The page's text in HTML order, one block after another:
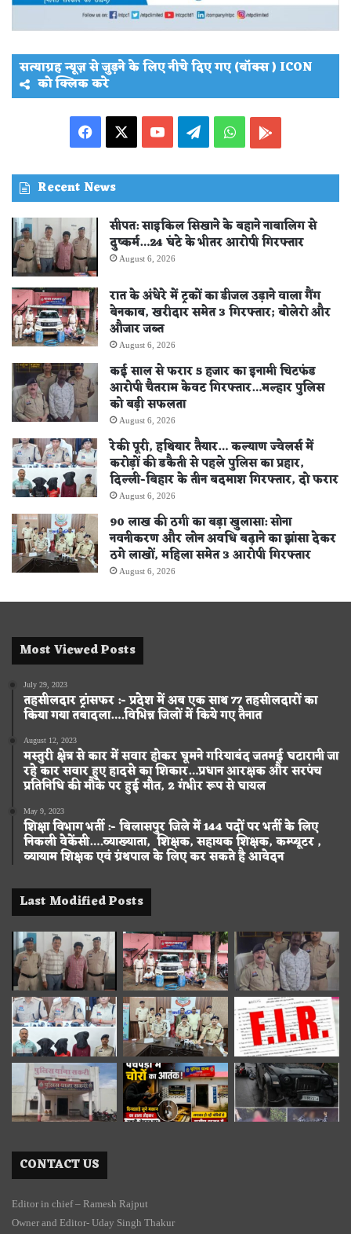
सत्याग्रह न्यूज़ से जुड़ने के लिए नीचे दिए गए (बॉक्स ) ICON
को क्लिक करे
Facebook YouTubeTelegramWhatsApp
Recent News
सीपत: साइकिल सिखाने के बहाने नाबालिग से
दुष्कर्म…24 घंटे के भीतर आरोपी गिरफ्तार
August 6, 2026
रात के अंधेरे में ट्रकों का डीजल उड़ाने वाला गैंग
बेनकाब, खरीदार समेत 3 गिरफ्तार; बोलेरो और
औजार जब्त
August 6, 2026
कई साल से फरार 5 हजार का इनामी चिटफंड
आरोपी चैतराम केवट गिरफ्तार…मल्हार पुलिस
को बड़ी सफलता
August 6, 2026
रेकी पूरी, हथियार तैयार… कल्याण ज्वेलर्स में
करोड़ों की डकैती से पहले पुलिस का प्रहार,
दिल्ली-बिहार के तीन बदमाश गिरफ्तार, दो फरार
August 6, 2026
90 लाख की ठगी का बड़ा खुलासा: सोना
नवनीकरण और लोन अवधि बढ़ाने का झांसा देकर
ठगे लाखों, महिला समेत 3 आरोपी गिरफ्तार
August 6, 2026
Most Viewed Posts
July 29, 2023
तहसीलदार ट्रांसफर :- प्रदेश में अब एक साथ 77 तहसीलदारों का
किया गया तबादला….विभिन्न जिलों में किये गए तैनात
August 12, 2023
मस्तुरी क्षेत्र से कार में सवार होकर घूमने गरियाबंद जतमई घटारानी जा
रहे कार सवार हुए हादसे का शिकार…प्रधान आरक्षक और सरपंच
प्रतिनिधि की मौके पर हुई मौत, 2 गंभीर रूप से घायल
May 9, 2023
शिक्षा विभाग भर्ती :- बिलासपुर जिले में 144 पदों पर भर्ती के लिए
निकली वेकेंसी….व्याख्याता, शिक्षक, सहायक शिक्षक, कम्प्यूटर ,
व्यायाम शिक्षक एवं ग्रंथपाल के लिए कर सकते है आवेदन
Last Modified Posts
CONTACT US
Editor in chief – Ramesh Rajput
Owner and Editor- Uday Singh Thakur